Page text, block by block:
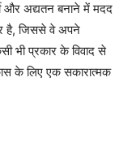
और अद्यतन बनाने में मदद
है, जिससे वे अपने
भी प्रकार के विवाद से
के लिए एक सकारात्मक